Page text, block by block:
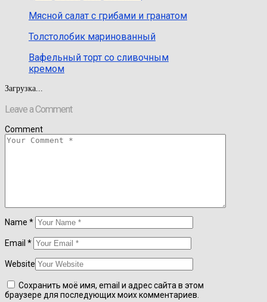
Мясной салат с грибами и гранатом
Толстолобик маринованный
Вафельный торт со сливочным
кремом
Загрузка...
Leave a Comment
Comment
Name *
Email *
Website
Сохранить моё имя, email и адрес сайта в этом
браузере для последующих моих комментариев.